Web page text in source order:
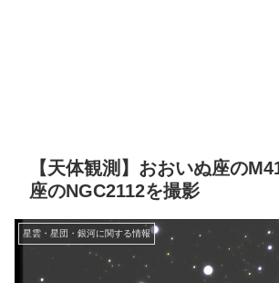
【天体観測】おおいぬ座の
座のNGC2112を撮影
星雲・星団・銀河に関する情報